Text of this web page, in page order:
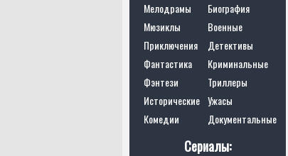
Мелодрамы
Биография
Мюзиклы
Военные
Приключения
Детективы
Фантастика
Криминальные
Фэнтези
Триллеры
Исторические Ужасы
Комедии
Документальные
Сериалы: